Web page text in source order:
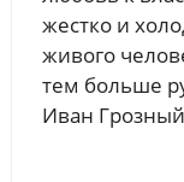
жестко и
живого
тем больше
Иван